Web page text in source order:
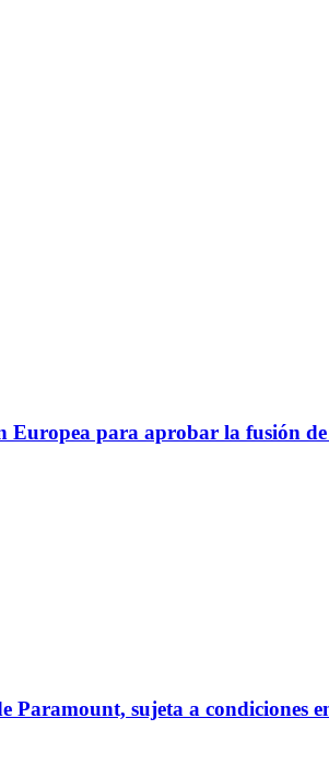
Europea para aprobar la fusión
sujeta a condiciones